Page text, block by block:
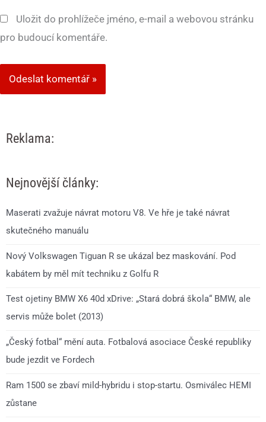
Uložit do prohlížeče jméno, e-mail a webovou stránku
pro budoucí komentáře.
Reklama:
Nejnovější články:
Maserati zvažuje návrat motoru V8. Ve hře je také návrat
skutečného manuálu
Nový Volkswagen Tiguan R se ukázal bez maskování. Pod
kabátem by měl mít techniku z Golfu R
Test ojetiny BMW X6 40d xDrive: „Stará dobrá škola“ BMW, ale
servis může bolet (2013)
„Český fotbal“ mění auta. Fotbalová asociace České republiky
bude jezdit ve Fordech
Ram 1500 se zbaví mild-hybridu i stop-startu. Osmiválec HEMI
zůstane